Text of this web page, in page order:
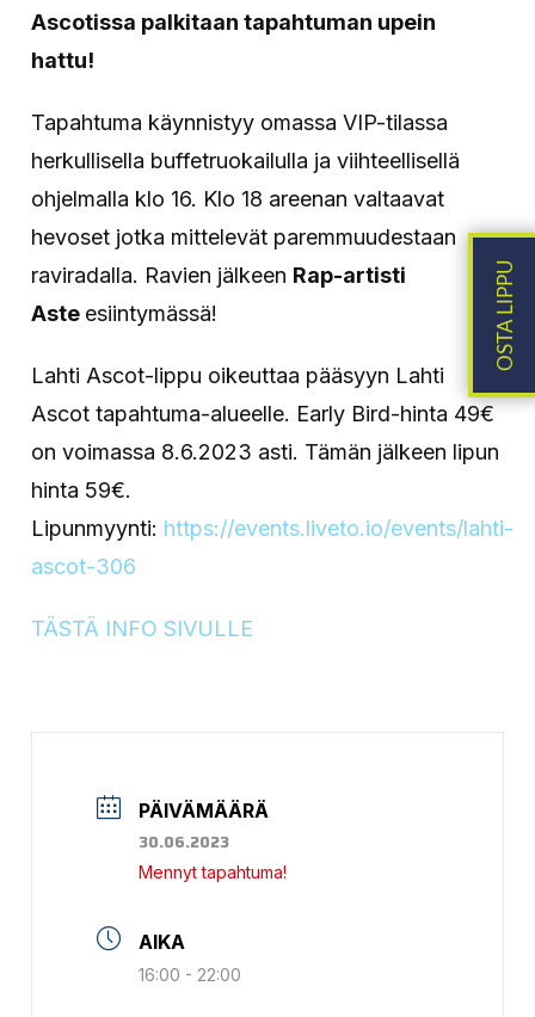
Ascotissa palkitaan tapahtuman upein
hattu!
Tapahtuma käynnistyy omassa VIP-tilassa
herkullisella buffetruokailulla ja viihteellisellä
ohjelmalla klo 16. Klo 18 areenan valtaavat
hevoset jotka mittelevät paremmuudestaan
raviradalla. Ravien jälkeen Rap-artisti
Aste esiintymässä!
Lahti Ascot-lippu oikeuttaa pääsyyn Lahti
Ascot tapahtuma-alueelle. Early Bird-hinta 49€
on voimassa 8.6.2023 asti. Tämän jälkeen lipun
hinta 59€.
Lipunmyynti: https://events.liveto.io/events/lahti-
ascot-306
TÄSTÄ INFO SIVULLE
PÄIVÄMÄÄRÄ
30.06.2023
Mennyt tapahtuma!
AIKA
16:00 - 22:00